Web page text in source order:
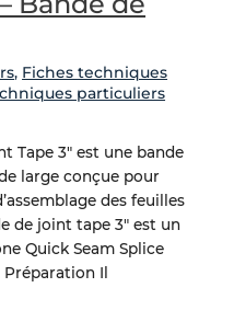
, Fiches techniques
particuliers
Tape 3″ est une bande
large conçue pour
des feuilles
de joint tape 3″ est un
Quick Seam Splice
Préparation Il